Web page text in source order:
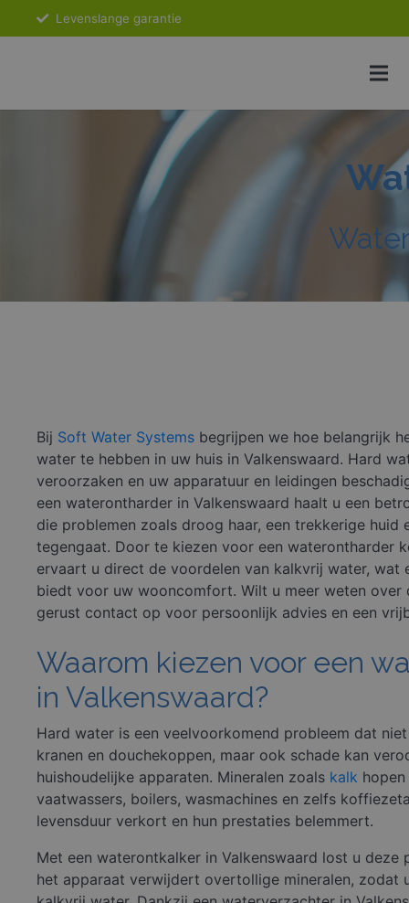
Levenslange garantie
Bij Soft Water Systems begrijpen we hoe belangrijk
water te hebben in uw huis in Valkenswaard. Hard
veroorzaken en uw apparatuur en leidingen
een waterontharder in Valkenswaard haalt u een
die problemen zoals droog haar, een trekkerige huid
tegengaat. Door te kiezen voor een waterontharder
ervaart u direct de voordelen van kalkvrij water, wat
biedt voor uw wooncomfort. Wilt u meer weten over
gerust contact op voor persoonlijk advies en een
Waarom kiezen voor een
in Valkenswaard?
Hard water is een veelvoorkomend probleem dat
kranen en douchekoppen, maar ook schade kan
huishoudelijke apparaten. Mineralen zoals kalk
vaatwassers, boilers, wasmachines en zelfs
levensduur verkort en hun prestaties belemmert.
Met een waterontkalker in Valkenswaard lost u deze
het apparaat verwijdert overtollige mineralen, zodat